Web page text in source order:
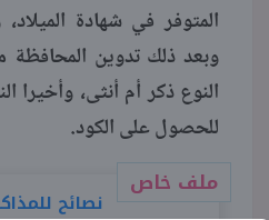
المتوفر في شهادة
وبعد ذلك تدوين المحافظة
النوع ذكر أم أنثى، وأخيرا
للحصول على الكود.
ملف خاص
نصائح